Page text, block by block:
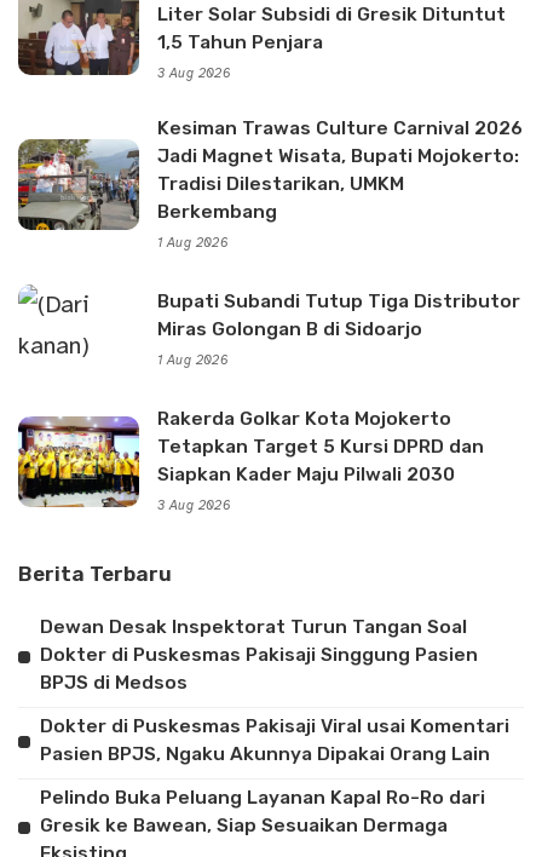
Liter Solar Subsidi di Gresik Dituntut
1,5 Tahun Penjara
3 Aug 2026
Kesiman Trawas Culture Carnival 2026
Jadi Magnet Wisata, Bupati Mojokerto:
Tradisi Dilestarikan, UMKM
Berkembang
1 Aug 2026
Bupati Subandi Tutup Tiga Distributor
Miras Golongan B di Sidoarjo
1 Aug 2026
Rakerda Golkar Kota Mojokerto
Tetapkan Target 5 Kursi DPRD dan
Siapkan Kader Maju Pilwali 2030
3 Aug 2026
Berita Terbaru
Dewan Desak Inspektorat Turun Tangan Soal
Dokter di Puskesmas Pakisaji Singgung Pasien
BPJS di Medsos
Dokter di Puskesmas Pakisaji Viral usai Komentari
Pasien BPJS, Ngaku Akunnya Dipakai Orang Lain
Pelindo Buka Peluang Layanan Kapal Ro-Ro dari
Gresik ke Bawean, Siap Sesuaikan Dermaga